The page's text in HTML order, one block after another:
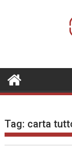
Tag: carta